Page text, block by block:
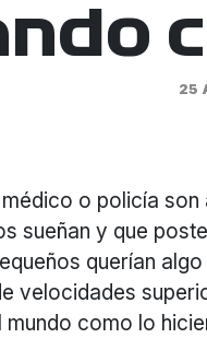
25
o policía
sueñan y que
querían
velocidades
como lo